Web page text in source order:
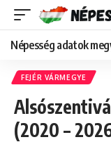
Népesség adatok
FEJÉR VÁRMEGYE
(2020 –